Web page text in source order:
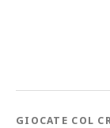
GIOCATE COL